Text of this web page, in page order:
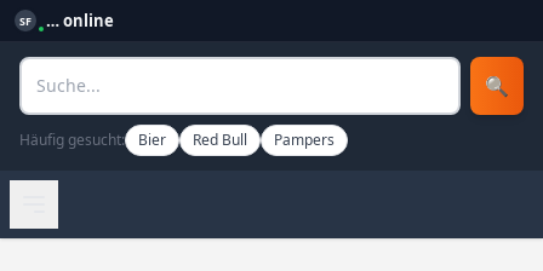
SF …online
🔍
Häufig gesucht: Bier Red Bull Pampers